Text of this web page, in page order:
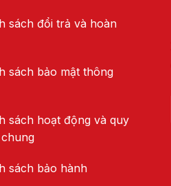
sách đổi trả và hoàn
sách bảo mật thông
sách hoạt động và quy
sách bảo hành